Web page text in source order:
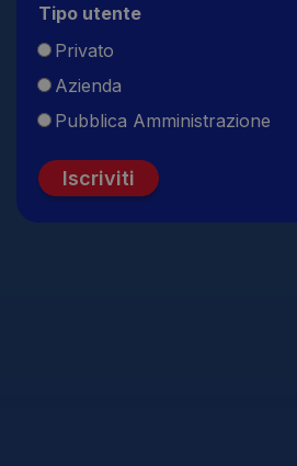
Tipo utente
Privato
Azienda
Pubblica Amministrazione
Iscriviti